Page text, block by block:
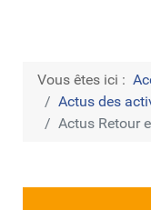
Vous êtes ici :
Actus des
Actus Retour